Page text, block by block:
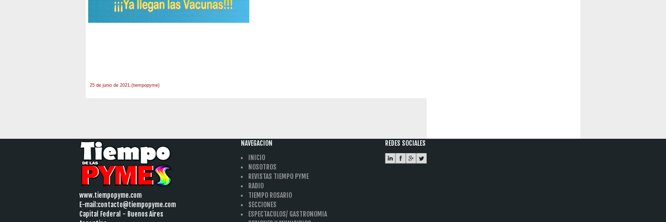
25 de junio de 2021.(tiempopyme)
www.tiempopyme.com
E-mail:contacto@tiempopyme.com
Capital Federal - Buenos Aires
NAVEGACION
INICIO
NOSOTROS
REVISTAS TIEMPO PYME
RADIO
TIEMPO ROSARIO
SECCIONES
ESPECTACULOS/ GASTRONOMIA
REDES SOCIALES